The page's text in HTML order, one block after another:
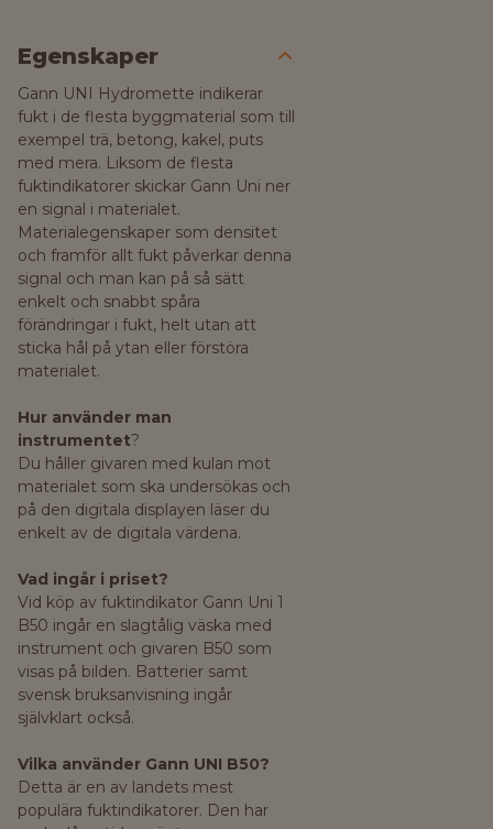
Egenskaper
Gann UNI Hydromette indikerar
fukt i de flesta byggmaterial som till
exempel trä, betong, kakel, puts
med mera. Liksom de flesta
fuktindikatorer skickar Gann Uni ner
en signal i materialet.
Materialegenskaper som densitet
och framför allt fukt påverkar denna
signal och man kan på så sätt
enkelt och snabbt spåra
förändringar i fukt, helt utan att
sticka hål på ytan eller förstöra
materialet.
Hur använder man
instrumentet?
Du håller givaren med kulan mot
materialet som ska undersökas och
på den digitala displayen läser du
enkelt av de digitala värdena.
Vad ingår i priset?
Vid köp av fuktindikator Gann Uni 1
B50 ingår en slagtålig väska med
instrument och givaren B50 som
visas på bilden. Batterier samt
svensk bruksanvisning ingår
självklart också.
Vilka använder Gann UNI B50?
Detta är en av landets mest
populära fuktindikatorer. Den har